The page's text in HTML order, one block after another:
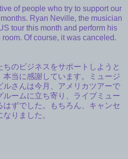
of people who try to support our
Ryan Neville, the musician
tour this month and perform his
room. Of course, it was canceled.
のビジネスをサポートしようと
本当に感謝しています。ミュージ
ルさんは今月、アメリカツアーで
ームに立ち寄り、ライブミュー
はずでした。もちろん、キャンセ
なりました。